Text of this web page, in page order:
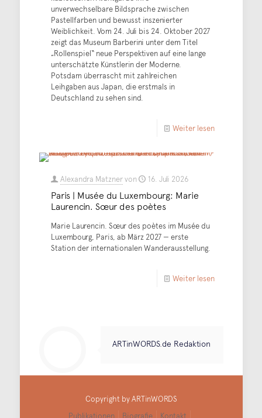
unverwechselbare Bildsprache zwischen
Pastellfarben und bewusst inszenierter
Weiblichkeit. Vom 24. Juli bis 24. Oktober 2027
zeigt das Museum Barberini unter dem Titel
„Rollenspiel“ neue Perspektiven auf eine lange
unterschätzte Künstlerin der Moderne.
Potsdam überrascht mit zahlreichen
Leihgaben aus Japan, die erstmals in
Deutschland zu sehen sind.
Weiter lesen
Alexandra Matznervon 16. Juli 2026
Paris | Musée du Luxembourg: Marie
Laurencin. Sœur des poètes
Marie Laurencin. Sœur des poètes im Musée du
Luxembourg, Paris, ab März 2027 — erste
Station der internationalen Wanderausstellung.
Weiter lesen
ARTinWORDS.de Redaktion
Copyright by ARTinWORDS
Publikationen
Biografie Kontakt